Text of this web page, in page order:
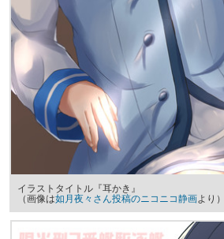
イラストタイトル『耳かき』
（画像は如月夜々さん投稿のニコニコ静画より）